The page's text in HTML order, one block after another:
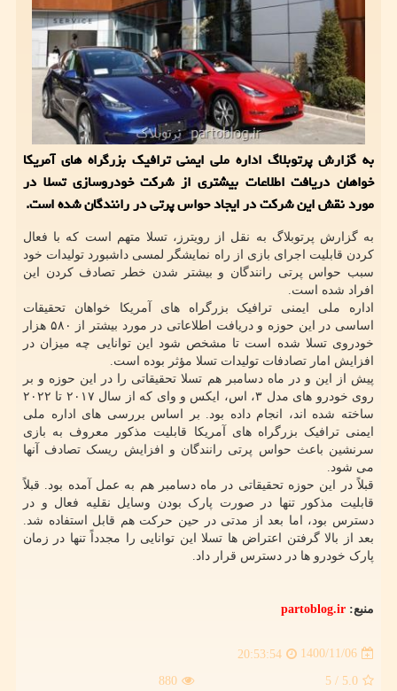
به گزارش پرتوبلاگ اداره ملی ایمنی ترافیک بزرگراه های آمریکا
خواهان دریافت اطلاعات بیشتری از شرکت خودروسازی تسلا در
مورد نقش این شرکت در ایجاد حواس پرتی در رانندگان شده است.
به گزارش پرتوبلاگ به نقل از رویترز، تسلا متهم است که با فعال
کردن قابلیت اجرای بازی از راه نمایشگر لمسی داشبورد تولیدات خود
سبب حواس پرتی رانندگان و بیشتر شدن خطر تصادف کردن این
افراد شده است.
اداره ملی ایمنی ترافیک بزرگراه های آمریکا خواهان تحقیقات
اساسی در این حوزه و دریافت اطلاعاتی در مورد بیشتر از ۵۸۰ هزار
خودروی تسلا شده است تا مشخص شود این توانایی چه میزان در
افزایش امار تصادفات تولیدات تسلا مؤثر بوده است.
پیش از این و در ماه دسامبر هم تسلا تحقیقاتی را در این حوزه و بر
روی خودرو های مدل ۳، اس، ایکس و وای که از سال ۲۰۱۷ تا ۲۰۲۲
ساخته شده اند، انجام داده بود. بر اساس بررسی های اداره ملی
ایمنی ترافیک بزرگراه های آمریکا قابلیت مذکور معروف به بازی
سرنشین باعث حواس پرتی رانندگان و افزایش ریسک تصادف آنها
می شود.
قبلاً در این حوزه تحقیقاتی در ماه دسامبر هم به عمل آمده بود. قبلاً
قابلیت مذکور تنها در صورت پارک بودن وسایل نقلیه فعال و در
دسترس بود، اما بعد از مدتی در حین حرکت هم قابل استفاده شد.
بعد از بالا گرفتن اعتراض ها تسلا این توانایی را مجدداً تنها در زمان
پارک خودرو ها در دسترس قرار داد.
منبع: partoblog.ir
1400/11/06
20:53:54
5.0
/ 5
880